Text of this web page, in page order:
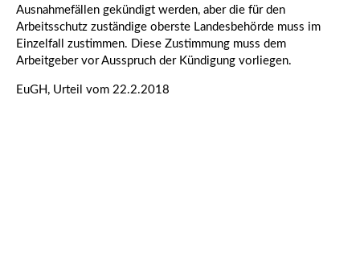
Ausnahmefällen gekündigt werden, aber die für den
Arbeitsschutz zuständige oberste Landesbehörde muss im
Einzelfall zustimmen. Diese Zustimmung muss dem
Arbeitgeber vor Ausspruch der Kündigung vorliegen.
EuGH, Urteil vom 22.2.2018